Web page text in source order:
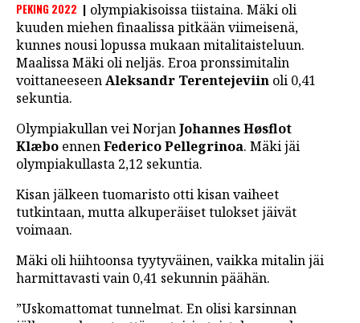
PEKING 2022
olympiakisoissa tiistaina. Mäki oli
kuuden miehen finaalissa pitkään viimeisenä,
kunnes nousi lopussa mukaan mitalitaisteluun.
Maalissa Mäki oli neljäs. Eroa pronssimitalin
voittaneeseenAleksandr Terentejeviin oli 0,41
sekuntia.
Olympiakullan vei NorjanJohannes Høsflot
Klæbo ennenFederico Pellegrinoa. Mäki jäi
olympiakullasta 2,12 sekuntia.
Kisan jälkeen tuomaristo otti kisan vaiheet
tutkintaan, mutta alkuperäiset tulokset jäivät
voimaan.
Mäki oli hiihtoonsa tyytyväinen, vaikka mitalin jäi
harmittavasti vain 0,41 sekunnin päähän.
”Uskomattomat tunnelmat. En olisi karsinnan